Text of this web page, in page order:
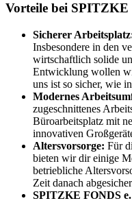
Vorteile bei SPITZKE
Sicherer
Insbesondere in den
wirtschaftlich solide
Entwicklung wollen
uns ist so sicher, wie
Modernes
zugeschnittenes
Büroarbeitsplatz mit
innovativen
Altersvorsorge: Für
bieten wir dir einige
betriebliche
Zeit danach
SPITZKE FONDS